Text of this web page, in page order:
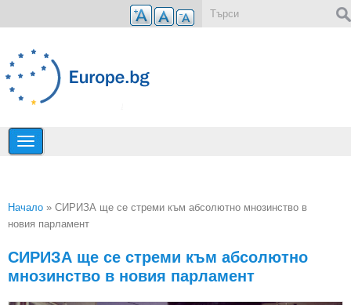
Премини към основното съдържание
Вие сте тук
Начало » СИРИЗА ще се стреми към абсолютно мнозинство в
новия парламент
СИРИЗА ще се стреми към абсолютно
мнозинство в новия парламент